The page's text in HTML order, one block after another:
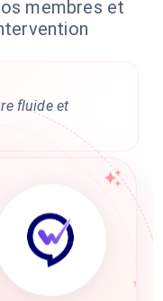
membres et
fluide et